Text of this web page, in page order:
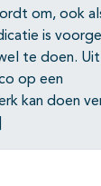
om, ook
is
te doen. Uit
op een
kan doen